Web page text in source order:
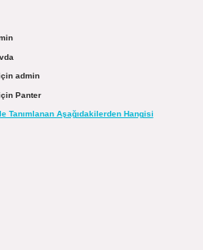
admin
Panter
Tanımlanan Aşağıdakilerden Hangisi